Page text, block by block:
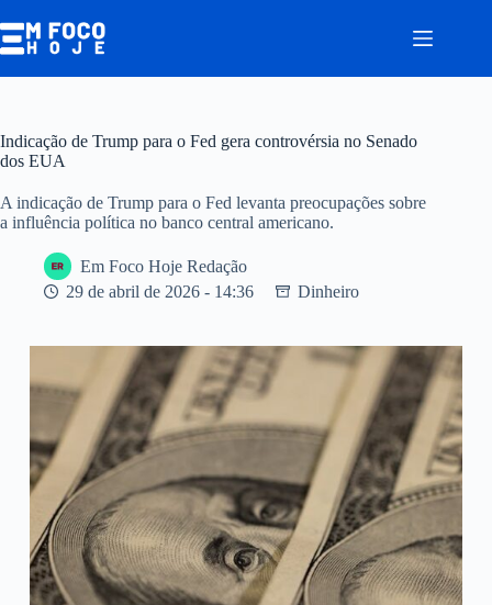
para
o
Indicação de Trump para o Fed gera controvérsia no Senado
dos EUA
A indicação de Trump para o Fed levanta preocupações sobre
a influência política no banco central americano.
Em Foco Hoje Redação
29 de abril de 2026 - 14:36
Dinheiro